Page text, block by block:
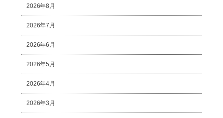
2026年8月
2026年7月
2026年6月
2026年5月
2026年4月
2026年3月